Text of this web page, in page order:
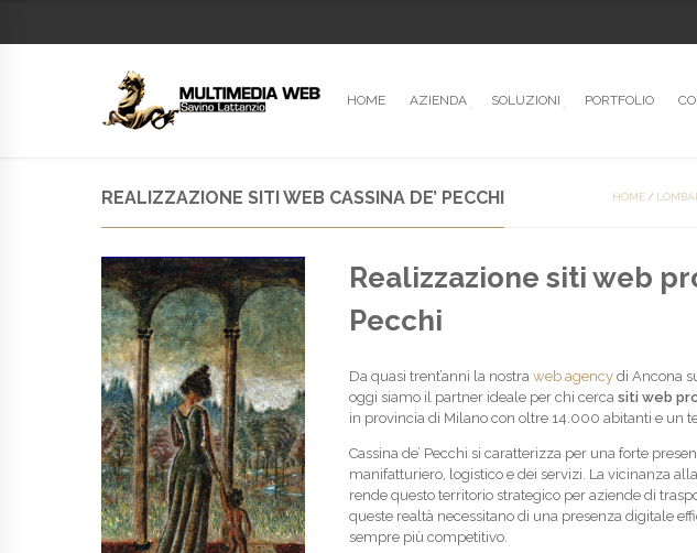
HOME AZIENDA SOLUZIONI PORTFOLIO
HOME /
REALIZZAZIONE SITI WEB CASSINA DE’ PECCHI
Realizzazione siti web
Pecchi
Da quasi trent’anni la nostra web agencydi Ancona
oggi siamo il partner ideale per chi cerca siti web
in provincia di Milano con oltre 14.000 abitanti e un
Cassina de’ Pecchi si caratterizza per una forte
manifatturiero, logistico e dei servizi. La vicinanza
rende questo territorio strategico per aziende di
queste realtà necessitano di una presenza digitale
sempre più competitivo.